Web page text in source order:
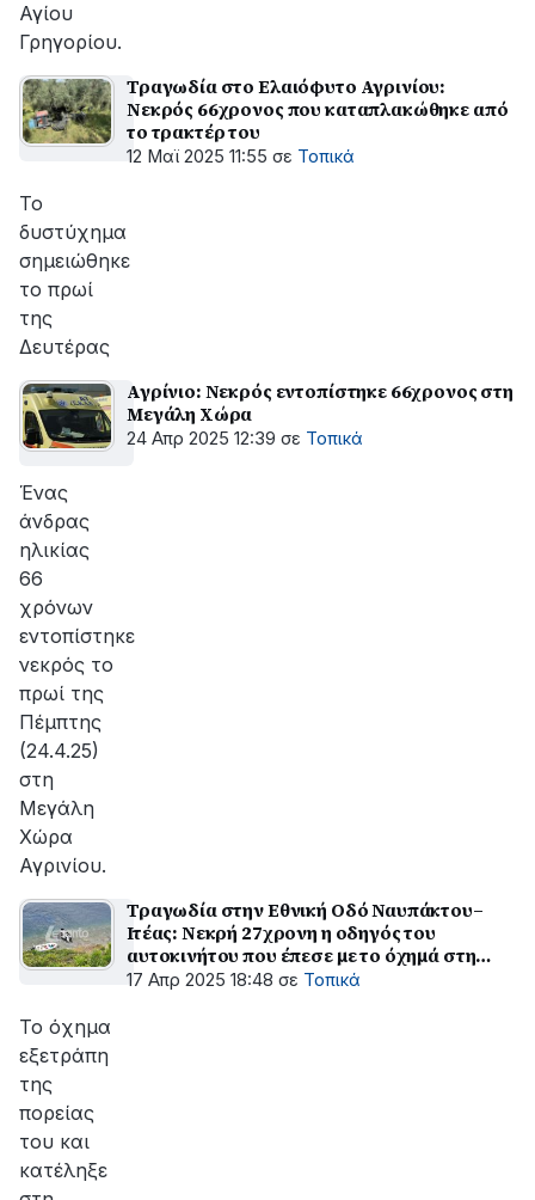
Αγίου
Γρηγορίου.
Τραγωδία στο Ελαιόφυτο Αγρινίου:
Νεκρός 66χρονος που καταπλακώθηκε από
το τρακτέρ του
12 Μαϊ 2025 11:55 σε Τοπικά
Το
δυστύχημα
σημειώθηκε
το πρωί
της
Δευτέρας
Αγρίνιο: Νεκρός εντοπίστηκε 66χρονος στη
Μεγάλη Χώρα
24 Απρ 2025 12:39 σε Τοπικά
Ένας
άνδρας
ηλικίας
66
χρόνων
εντοπίστηκε
νεκρός το
πρωί της
Πέμπτης
(24.4.25)
στη
Μεγάλη
Χώρα
Αγρινίου.
Τραγωδία στην Εθνική Οδό Ναυπάκτου–
Ιτέας: Νεκρή 27χρονη η οδηγός του
αυτοκινήτου που έπεσε με το όχημά στη
Θάλασσα
17 Απρ 2025 18:48 σε Τοπικά
Το όχημα
εξετράπη
της
πορείας
του και
κατέληξε